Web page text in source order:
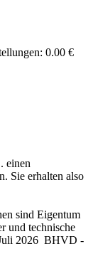
0.00 €
einen
Sie erhalten also
sind Eigentum
und technische
2026 BHVD -